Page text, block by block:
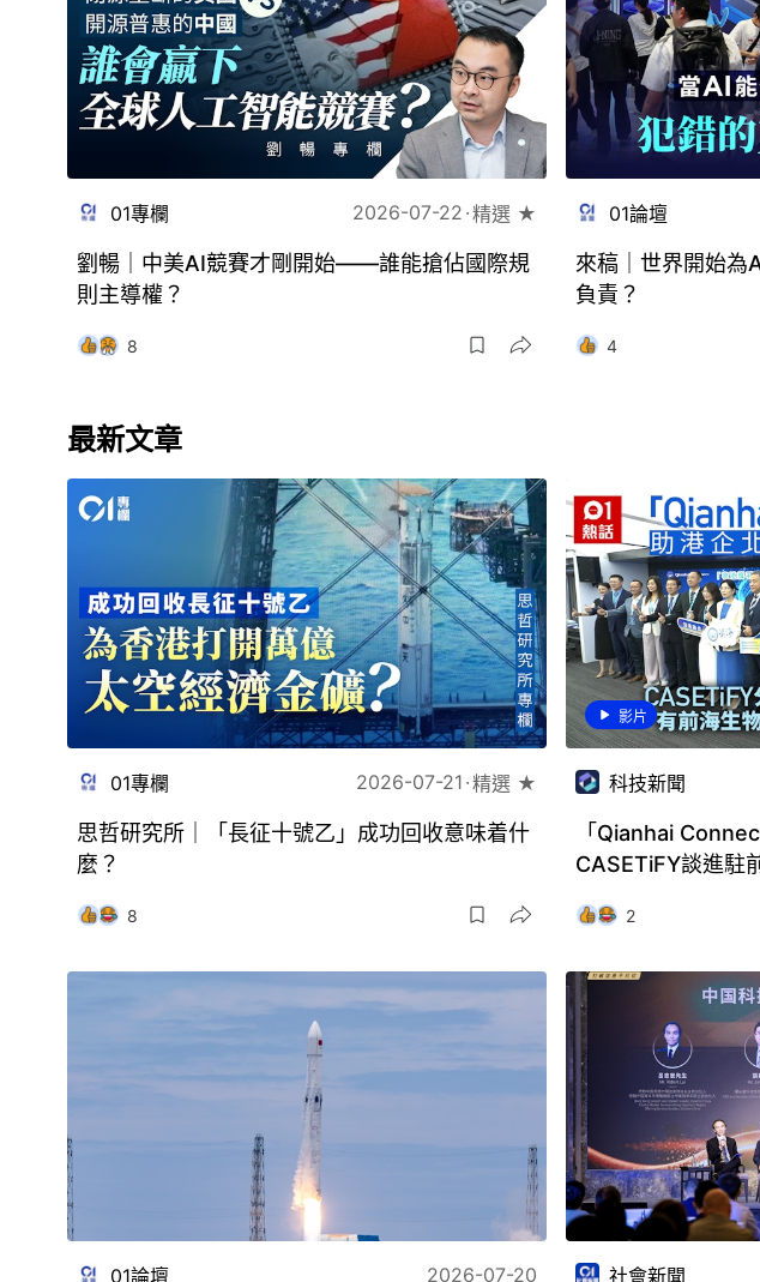
01專欄 2026-07-22 精選 ★
劉暢｜中美AI競賽才剛開始——誰能搶佔國際規
則主導權？
8
01論壇
來稿｜世界開始
負責？
4
最新文章
01專欄 2026-07-21 精選 ★
思哲研究所｜「長征十號乙」成功回收意味着什
麼？
8
影片
科技新聞
「Qianhai
CASETiFY談進駐
2
01論壇 2026-07-20 社會新聞